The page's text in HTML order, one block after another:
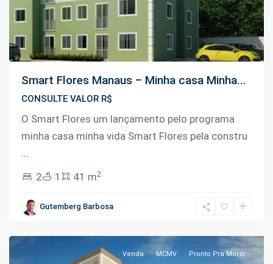
Smart Flores Manaus – Minha casa Minha...
CONSULTE VALOR R$
O Smart Flores um lançamento pelo programa
minha casa minha vida Smart Flores pela constru
...
2
1 41 m2
Gutemberg Barbosa
Flores,
Venda MCMV Pronto Pra Morar